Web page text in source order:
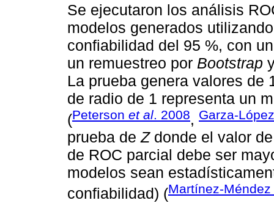
Se ejecutaron los análisis
modelos generados
confiabilidad del 95 %, con
un remuestreo por Bootstrap
La prueba genera valores de
de radio de 1 representa un
(Peterson et al. 2008, Garza-
prueba deZdonde el valor
de ROC parcial debe ser
modelos sean
confiabilidad) (Martínez-Méndez